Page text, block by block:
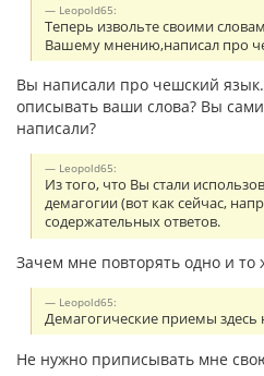
Leopold65:
Теперь извольте своими
Вашему мнению,написал про
Вы написали про чешский
описывать ваши слова? Вы
написали?
Leopold65:
Из того, что Вы стали
демагогии (вот как сейчас,
содержательных ответов.
Зачем мне повторять одно и то
Leopold65:
Демагогические приемы здесь
Не нужно приписывать мне